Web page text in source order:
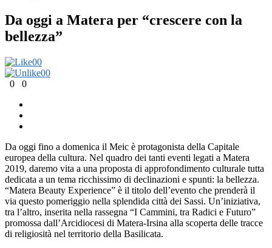
Da oggi a Matera per “crescere con la
bellezza”
00
00
0
0
Da oggi fino a domenica il Meic è protagonista della Capitale
europea della cultura. Nel quadro dei tanti eventi legati a Matera
2019, daremo vita a una proposta di approfondimento culturale tutta
dedicata a un tema ricchissimo di declinazioni e spunti: la bellezza.
“Matera Beauty Experience” è il titolo dell’evento che prenderà il
via questo pomeriggio nella splendida città dei Sassi. Un’iniziativa,
tra l’altro, inserita nella rassegna “I Cammini, tra Radici e Futuro”
promossa dall’Arcidiocesi di Matera-Irsina alla scoperta delle tracce
di religiosità nel territorio della Basilicata.